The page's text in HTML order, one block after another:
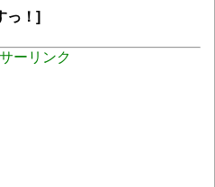
っ！]
ーリンク